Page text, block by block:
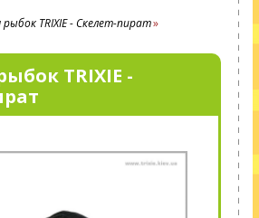
TRIXIE - Скелет-пират
TRIXIE -